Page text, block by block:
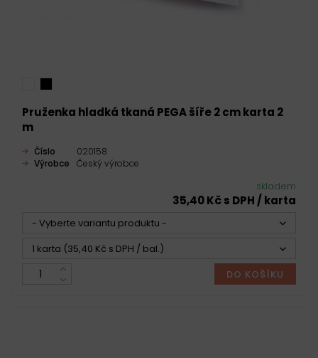
Pruženka hladká tkaná PEGA šíře 2 cm karta 2
m
Číslo
020158
Výrobce
Český výrobce
skladem
35,40 Kč s DPH / karta
- Vyberte variantu produktu -
1 karta (35,40 Kč s DPH / bal.)
DO KOŠÍKU